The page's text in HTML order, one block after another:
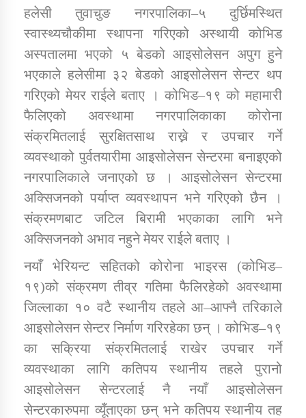
कार्यक्रम कार्यान्वयन एकाई जुम्लाको सुचना
कर्णाली प्राविधि शिक्षालय जुम्लाको सुचना
तातोपानी गाउँपालिकाको न्यायिक समिति सम्बन्धी सन्देश
तातोपानी गाउँपालिका जुम्लाको महिला तथा लैङ्गिक हिंसा
सम्बन्धी सूचना सन्देश
तातोपानी गाउँपालिका जुम्लाको महिनावारी सम्बन्धिकाे
सन्देश
हलेसी तुवाचुङ नगरपालिका–५ दुर्छिमस्थित
स्वास्थ्यचौकीमा स्थापना गरिएको अस्थायी कोभिड
अस्पतालमा भएको ५ बेडको आइसोलेसन अपुग हुने
भएकाले हलेसीमा ३२ बेडको आइसोलेसन सेन्टर थप
गरिएको मेयर राईले बताए । कोभिड–१९ को महामारी
फैलिएको अवस्थामा नगरपालिकाका कोरोना
संक्रमितलाई सुरक्षितसाथ राख्ने र उपचार गर्ने
व्यवस्थाको पुर्वतयारीमा आइसोलेसन सेन्टरमा बनाइएको
नगरपालिकाले जनाएको छ । आइसोलेसन सेन्टरमा
अक्सिजनको पर्याप्त व्यवस्थापन भने गरिएको छैन ।
संक्रमणबाट जटिल बिरामी भएकाका लागि भने
अक्सिजनको अभाव नहुने मेयर राईले बताए ।
नयाँ भेरियन्ट सहितको कोरोना भाइरस (कोभिड–
१९)को संक्रमण तीव्र गतिमा फैलिरहेको अवस्थामा
जिल्लाका १० वटै स्थानीय तहले आ–आफ्नै तरिकाले
आइसोलेसन सेन्टर निर्माण गरिरहेका छन् । कोभिड–१९
का सक्रिया संक्रमितलाई राखेर उपचार गर्ने
व्यवस्थाका लागि कतिपय स्थानीय तहले पुरानो
आइसोलेसन सेन्टरलाई नै नयाँ आइसोलेसन
सेन्टरकारुपमा व्यूँताएका छन् भने कतिपय स्थानीय तह